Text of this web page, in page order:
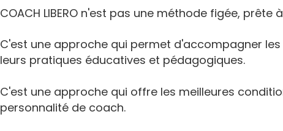
COACH LIBERO n'est pas une méthode figée, prête
C'est une approche qui permet d'accompagner
leurs pratiques éducatives et pédagogiques.
C'est une approche qui offre les meilleures
personnalité de coach.